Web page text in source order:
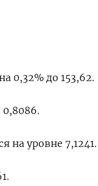
0,32%​ до 153,62.
уровне 7,1241.